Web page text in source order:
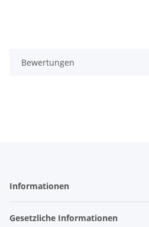
Bewertungen
Informationen
Gesetzliche Informationen